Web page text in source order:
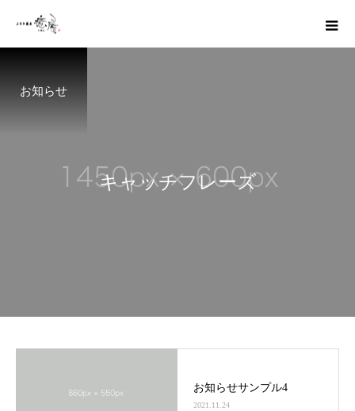
お知らせ
キャッチフレーズ
お知らせサンプル4
2021.11.24